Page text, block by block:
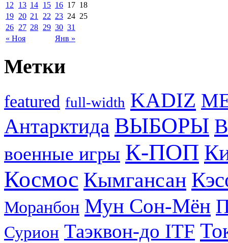
« Ноя Янв »
12
13 14 15 16 17 18
19 20 21 22 23 24 25
26 27 28 29 30 31
Метки
featured full-width KADIZ
Антарктида ВЫБОРЫ
военные игры К-ПОП
Космос Кымгансан
Моранбон Мун Сон-Мён
Сурион Таэквон-до ITF